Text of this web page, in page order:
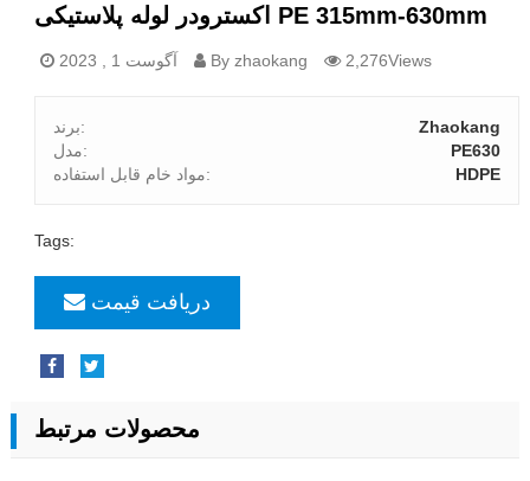
اکسترودر لوله پلاستیکی PE 315mm-630mm
آگوست 1 , 2023 By zhaokang 2,276Views
برند:
Zhaokang
مدل:
PE630
مواد خام قابل استفاده:
HDPE
Tags:
دریافت قیمت
محصولات مرتبط